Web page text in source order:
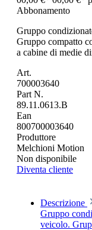
Abbonamento
Gruppo
Gruppo compatto
a cabine di medie
Art.
700003640
Part N.
89.11.0613.B
Ean
800700003640
Produttore
Melchioni Motion
Non disponibile
Diventa cliente
Descrizione
Gruppo
veicolo.